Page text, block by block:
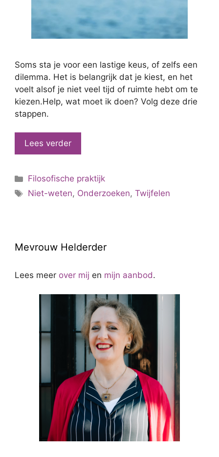
Soms sta je voor een lastige keus, of zelfs een
dilemma. Het is belangrijk dat je kiest, en het
voelt alsof je niet veel tijd of ruimte hebt om te
kiezen.Help, wat moet ik doen? Volg deze drie
stappen.
Lees verder
Categorieën
Filosofische praktijk
Tags
Niet-weten, Onderzoeken,Twijfelen
Mevrouw Helderder
Lees meer over mij en mijn aanbod.